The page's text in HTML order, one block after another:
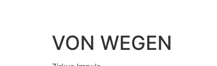
VON WEGEN